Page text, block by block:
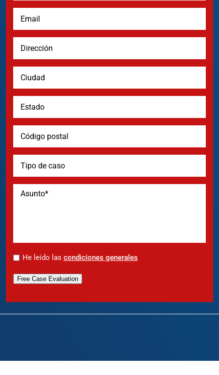
* He leído las condiciones generales
Free Case Evaluation